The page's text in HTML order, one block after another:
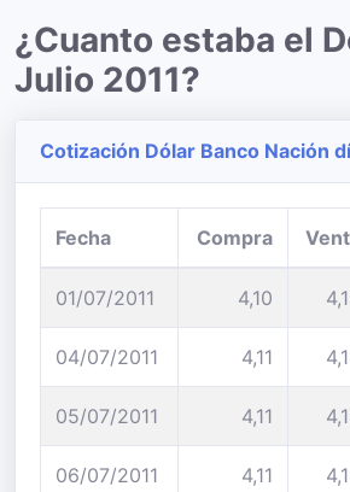
¿Cuanto estaba el
Julio 2011?
Cotización Dólar Banco Nación
Fecha Compra
01/07/2011 4,10
04/07/2011 4,11
05/07/2011 4,11
06/07/2011 4,11